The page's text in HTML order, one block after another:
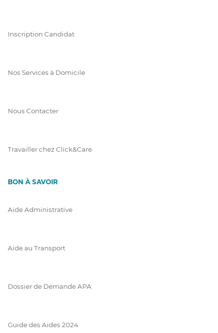
Inscription Candidat
Nos Services à Domicile
Nous Contacter
Travailler chez Click&Care
BON À SAVOIR
Aide Administrative
Aide au Transport
Dossier de Demande APA
Guide des Aides 2024